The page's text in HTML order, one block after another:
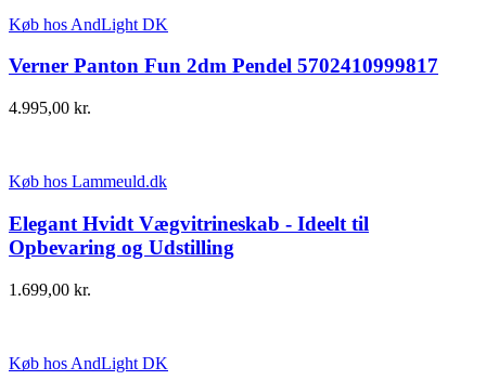
Køb hos AndLight DK
Verner Panton Fun 2dm Pendel 5702410999817
4.995,00 kr.
Køb hos Lammeuld.dk
Elegant Hvidt Vægvitrineskab - Ideelt til
Opbevaring og Udstilling
1.699,00 kr.
Køb hos AndLight DK